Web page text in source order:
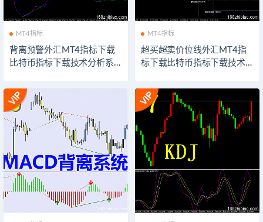
MT4指标
背离预警外汇MT4指标下载
比特币指标下载技术分析系
指示器下载
MT4指标
超买超卖价位线外汇MT4指
标下载比特币指标下载技术
坊外汇指示器下载